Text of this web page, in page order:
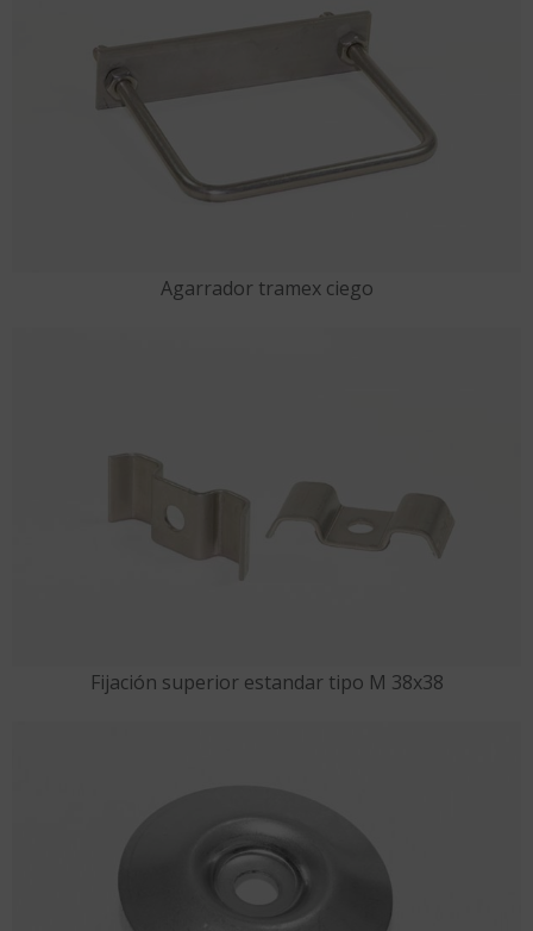
Agarrador tramex ciego
Fijación superior estandar tipo M 38x38